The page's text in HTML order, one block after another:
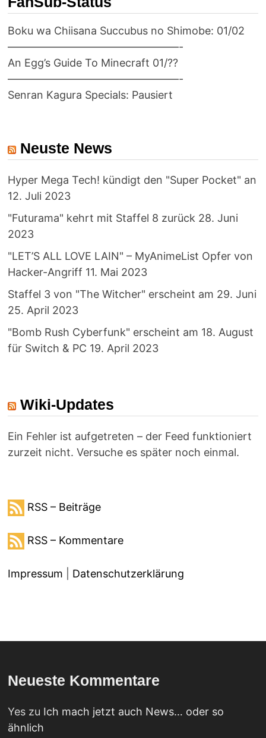
Boku wa Chiisana Succubus no Shimobe: 01/02
————————————————-
An Egg’s Guide To Minecraft 01/??
————————————————-
Senran Kagura Specials: Pausiert
Neuste News
Hyper Mega Tech! kündigt den "Super Pocket" an
12. Juli 2023
"Futurama" kehrt mit Staffel 8 zurück 28. Juni
2023
"LET’S ALL LOVE LAIN" – MyAnimeList Opfer von
Hacker-Angriff 11. Mai 2023
Staffel 3 von "The Witcher" erscheint am 29. Juni
25. April 2023
"Bomb Rush Cyberfunk" erscheint am 18. August
für Switch & PC 19. April 2023
Wiki-Updates
Ein Fehler ist aufgetreten – der Feed funktioniert
zurzeit nicht. Versuche es später noch einmal.
RSS – Beiträge
RSS – Kommentare
Impressum Datenschutzerklärung
Neueste Kommentare
Yeszu Ich mach jetzt auch News… oder so
ähnlich